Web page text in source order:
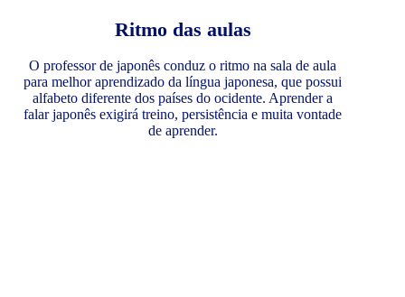
Ritmo das aulas
O professor de japonês conduz o ritmo na sala de aula
para melhor aprendizado da língua japonesa, que possui
alfabeto diferente dos países do ocidente. Aprender a
falar japonês exigirá treino, persistência e muita vontade
de aprender.